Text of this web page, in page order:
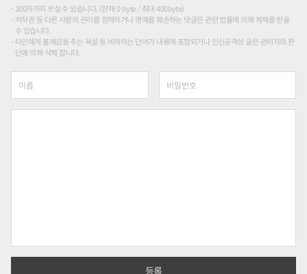
200자까지 쓰실 수 있습니다. (현재 0 byte / 최대 400byte)
저작권 등 다른 사람의 권리를 침해하거나 명예를 훼손하는 댓글은 관련 법률에 의해 제재를 받을
수 있습니다.
타인에게 불쾌감을 주는 욕설 등 비하하는 단어가 내용에 포함되거나 인신공격성 글은 관리자의 판
단에 의해 삭제 합니다.